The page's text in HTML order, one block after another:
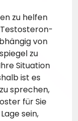
zu helfen
von
zu
Situation
ist es
sprechen,
für Sie
sein,